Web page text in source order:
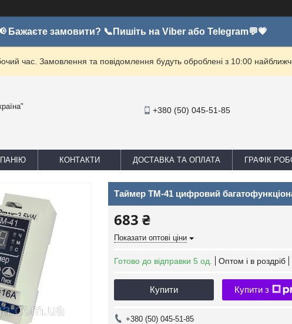
Бажаєте замовити? 📞Пишіть на Viber або Telegram💬💗
час. Замовлення та повідомлення будуть оброблені з 10:00
+380 (50) 045-51-85
КОНТАКТИ ДОСТАВКА ТА ОПЛАТА ГРАФІК
Таймер ТМ-41 цифровий
683 ₴
Показати оптові ціни
Готово до відправки 5 од. Оптом і в роздріб
Купити Купити з
+380 (50) 045-51-85